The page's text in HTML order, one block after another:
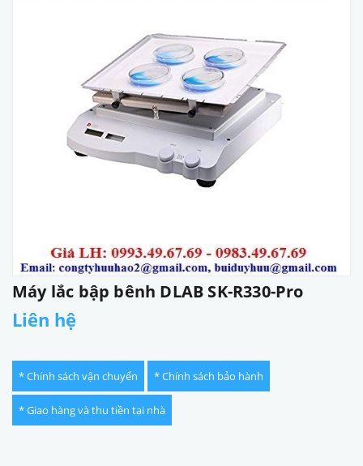
Máy lắc bập bênh DLAB SK-R330-Pro
Liên hệ
* Chính sách vận chuyển * Chính sách bảo hành
* Giao hàng và thu tiền tại nhà